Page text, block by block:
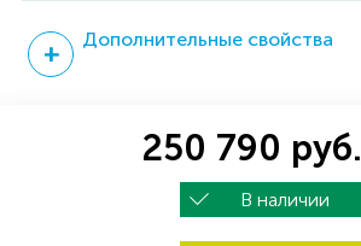
Дополнительные свойства
250 790 руб.
В наличии